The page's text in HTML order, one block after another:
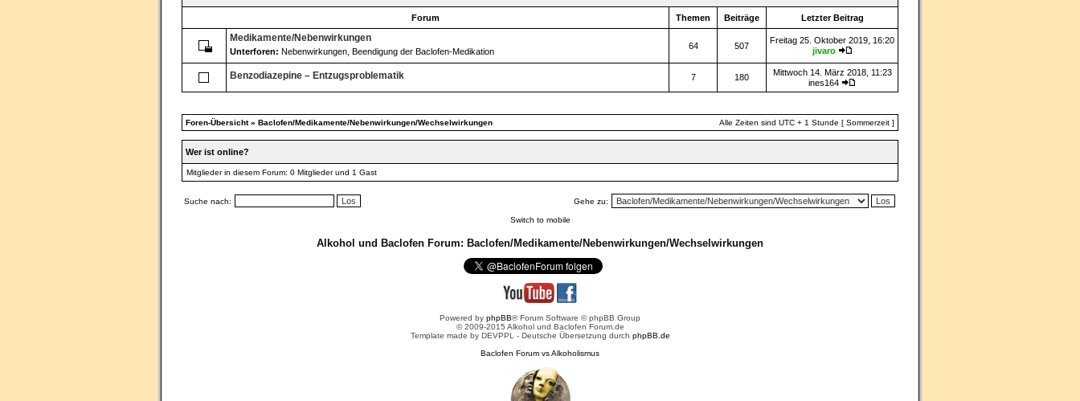
Forum Themen Beiträge Letzter Beitrag
Medikamente/Nebenwirkungen
Unterforen: Nebenwirkungen Beendigung der Baclofen-Medikation
64 507
Freitag 25. Oktober 2019, 16:20
jivaro
Benzodiazepine – Entzugsproblematik 7 180
Mittwoch 14. März 2018, 11:23
ines164
Foren-Übersicht» Baclofen/Medikamente/Nebenwirkungen/Wechselwirkungen Alle Zeiten sind UTC + 1 Stunde [ Sommerzeit ]
Wer ist online?
Mitglieder in diesem Forum: 0 Mitglieder und 1 Gast
Suche nach: Gehe zu:
Switch to mobile
Alkohol und Baclofen Forum: Baclofen/Medikamente/Nebenwirkungen/Wechselwirkungen
Powered by phpBB® Forum Software © phpBB Group
© 2009-2015 Alkohol und Baclofen Forum.de
Template made by DEVPPL - Deutsche Übersetzung durch phpBB.de
Baclofen Forum vs Alkoholismus